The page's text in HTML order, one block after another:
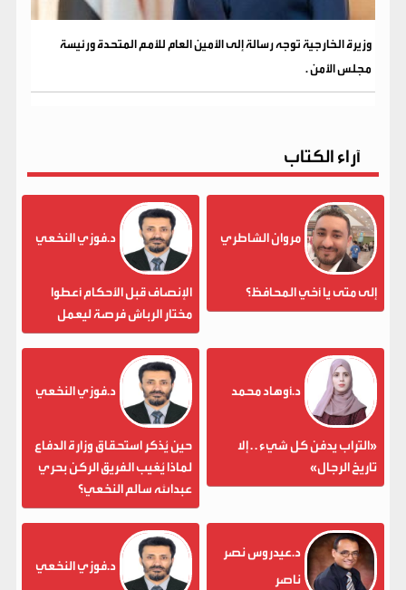
وزيرة الخارجية توجه رسالة إلى الأمين العام للأمم المتحدة ورئيسة
مجلس الأمن .
آراء الكتاب
مروان الشاطري
إلى متى يا أخي المحافظ؟
د.فوزي النخعي
الإنصاف قبل الأحكام أعطوا
مختار الرباش فرصة ليعمل
د.أوهاد محمد
«التراب يدفن كل شيء . . إلا
تاريخ الرجال»
د.فوزي النخعي
حين يُذكر استحقاق وزارة الدفاع
لماذا يُغيب الفريق الركن بحري
عبدالله سالم النخعي؟
د.عيدروس نصر
ناصر
د.فوزي النخعي